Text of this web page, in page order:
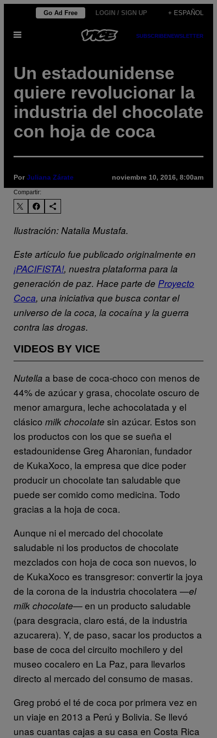
contenido
Go Ad Free LOGIN / SIGN UP + ESPAÑOL
Abrir
SUBSCRIBENEWSLETTER
Un estadounidense
quiere revolucionar la
industria del chocolate
con hoja de coca
PorJuliana Zárate noviembre 10, 2016, 8:00am
Compartir:
Ilustración: Natalia Mustafa.
Este artículo fue publicado originalmente en
¡PACIFISTA!, nuestra plataforma para la
generación de paz. Hace parte de Proyecto
Coca, una iniciativa que busca contar el
universo de la coca, la cocaína y la guerra
contra las drogas.
VIDEOS BY VICE
Nutella a base de coca-choco con menos de
44% de azúcar y grasa, chocolate oscuro de
menor amargura, leche achocolatada y el
clásico milk chocolate sin azúcar. Estos son
los productos con los que se sueña el
estadounidense Greg Aharonian, fundador
de KukaXoco, la empresa que dice poder
producir un chocolate tan saludable que
puede ser comido como medicina. Todo
gracias a la hoja de coca.
Aunque ni el mercado del chocolate
saludable ni los productos de chocolate
mezclados con hoja de coca son nuevos, lo
de KukaXoco es transgresor: convertir la joya
de la corona de la industria chocolatera —el
milk chocolate—en un producto saludable
(para desgracia, claro está, de la industria
azucarera). Y, de paso, sacar los productos a
base de coca del circuito mochilero y del
museo cocalero en La Paz, para llevarlos
directo al mercado del consumo de masas.
Greg probó el té de coca por primera vez en
un viaje en 2013 a Perú y Bolivia. Se llevó
unas cuantas cajas a su casa en Costa Rica